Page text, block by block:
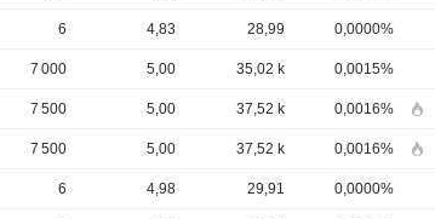
6 4,83 28,99 0,0000%
7 000 5,00 35,02 k 0,0015%
7 500 5,00 37,52 k 0,0016%
7 500 5,00 37,52 k 0,0016%
6 4,98 29,91 0,0000%